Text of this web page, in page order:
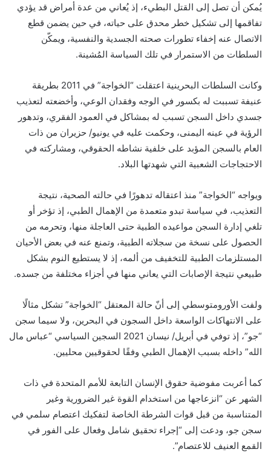
يُمكن أن تصل إلى القتل البطيء، إذ يُعاني من عدة أمراض قد يؤدي
تفاقمها إلى تشكيل خطر محدق على حياته، في حين يضمن قطع
الاتصال عنه إخفاء تطورات صحته الجسدية والنفسية، ويمكّن
السلطات من الاستمرار في تلك السياسة المُشينة.
وكانت السلطات البحرينية اعتقلت “الخواجة” في 2011 بطريقة
عنيفة تسببت له بكسور في الوجه وفقدان الوعي، وأخضعته لتعذيب
جسدي داخل السجن تسبب له بمشاكل في العمود الفقري، وتدهور
الرؤية في عينه اليمنى، وحكمت عليه في يونيو/ حزيران من ذات
العام بالسجن المؤبد على خلفية نشاطه الحقوقي، ومشاركته في
الاحتجاجات الشعبية التي شهدتها البلاد.
ويواجه “الخواجة” منذ اعتقاله تدهورًا في حالته الصحية، نتيجة
التعذيب، في سياسة تبدو متعمدة من الإهمال الطبي، إذ تؤخر أو
تلغي إدارة السجن مواعيده الطبية حتى العاجلة منها، وتحرمه من
الحصول على نسخة من سجلاته الطبية، وتمنع عنه في بعض الأحيان
المستلزمات الطبية للتخفيف من ألمه، إذ لا يستطيع النوم بشكل
طبيعي نتيجة الإصابات التي يعاني منها في أجزاء مختلفة من جسده.
ولفت الأورومتوسطي إلى أنّ حالة المعتقل “الخواجة” تشكل مثالًا
على الانتهاكات الواسعة داخل السجون في البحرين، ولا سيما سجن
“جو”، إذ توفي في أبريل/ نيسان 2021 السجين السياسي “عباس مال
الله” داخله بسبب الإهمال الطبي وفقًا لحقوقيين محليين.
كما أعربت مفوضية حقوق الإنسان التابعة للأمم المتحدة في ذات
الشهر عن “انزعاجها من استخدام القوة غير الضرورية وغير
المتناسبة من قبل قوات الشرطة الخاصة لتفكيك اعتصام سلمي في
سجن جو، ودعت إلى “إجراء تحقيق شامل وفعال على الفور في
القمع العنيف للاعتصام”.